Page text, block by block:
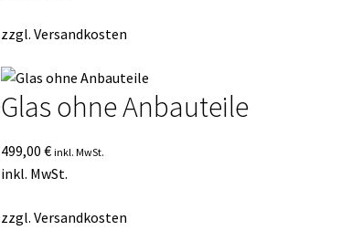
zzgl. Versandkosten
Glas ohne Anbauteile
499,00 € inkl. MwSt.
inkl. MwSt.
zzgl. Versandkosten